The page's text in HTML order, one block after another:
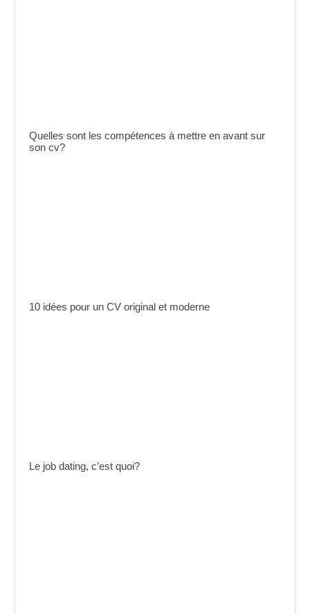
Quelles sont les compétences à mettre en avant sur
son cv?
10 idées pour un CV original et moderne
Le job dating, c’est quoi?